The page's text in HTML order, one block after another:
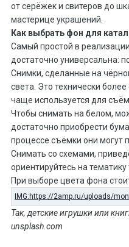
от серёжек и свитеров до
мастерице украшений.
Как выбрать фон для
Самый простой в
достаточно универсальна:
Снимки, сделанные на
света. Это технически
чаще используется для
Чтобы снимать на белом,
достаточно приобрести
процессе съёмки они могут
Снимать со схемами,
ориентируйтесь на тематику
При выборе цвета фона
Так, детские игрушки или
unsplash.com